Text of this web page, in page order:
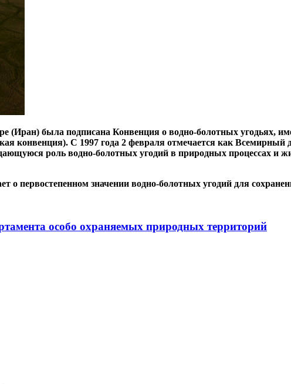
(Иран) была подписана Конвенция о водно-болотных угодьях,
конвенция). С 1997 года 2 февраля отмечается как Всемирный
роль водно-болотных угодий в природных процессах и
о первостепенном значении водно-болотных угодий для
особо охраняемых природных территорий